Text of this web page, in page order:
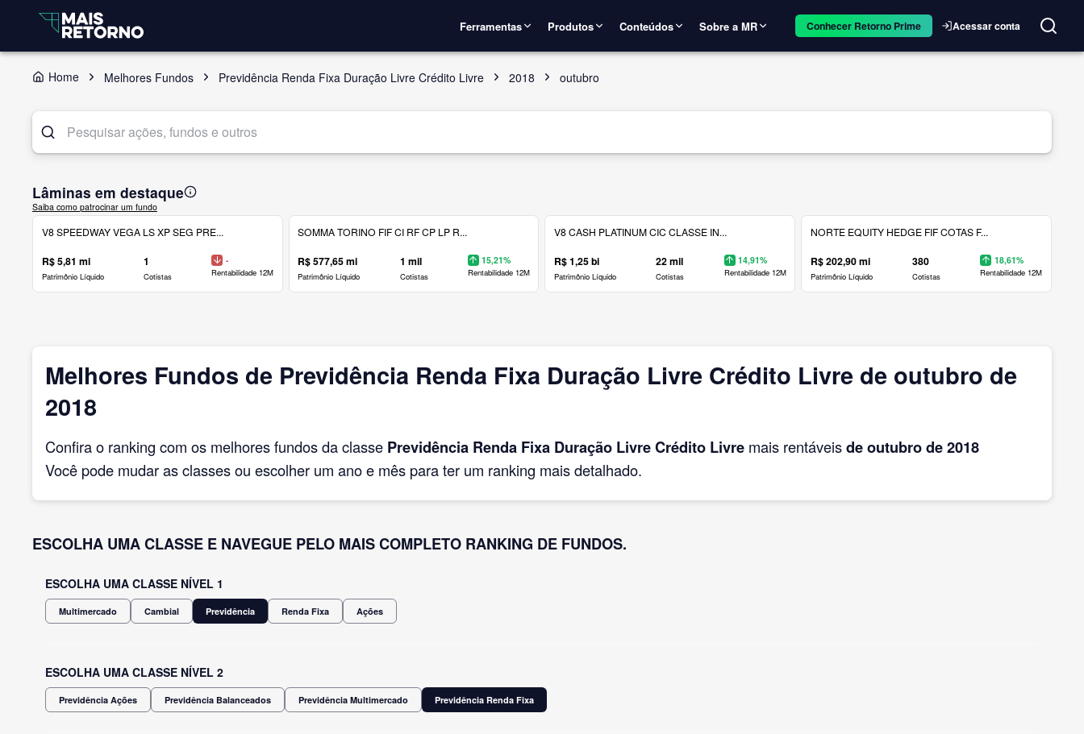
Ferramentas Produtos Conteúdos Sobre a MR Conhecer Retorno Prime Acessar conta
Home Melhores Fundos Previdência Renda Fixa Duração Livre Crédito Livre 2018 outubro
Lâminas em destaque
Saiba como patrocinar um fundo
V8 SPEEDWAY VEGA LS XP SEG PRE...
R$ 5,81 mi
Patrimônio Líquido
1
Cotistas
-
Rentabilidade 12M
SOMMA TORINO FIF CI RF CP LP R...
R$ 577,65 mi
Patrimônio Líquido
1 mil
Cotistas
15,21%
Rentabilidade 12M
V8 CASH PLATINUM CIC CLASSE IN...
R$ 1,25 bi
Patrimônio Líquido
22 mil
Cotistas
14,91%
Rentabilidade 12M
NORTE EQUITY HEDGE FIF COTAS F...
R$ 202,90 mi
Patrimônio Líquido
380
Cotistas
18,61%
Rentabilidade 12M
Melhores Fundos de Previdência Renda Fixa Duração Livre Crédito Livre de outubro de
2018
Confira o ranking com os melhores fundos da classe Previdência Renda Fixa Duração Livre Crédito Livre mais rentáveisde outubrode 2018
Você pode mudar as classes ou escolher um ano e mês para ter um ranking mais detalhado.
ESCOLHA UMA CLASSE E NAVEGUE PELO MAIS COMPLETO RANKING DE FUNDOS.
ESCOLHA UMA CLASSE NÍVEL 1
Multimercado Cambial Previdência Renda Fixa Ações
ESCOLHA UMA CLASSE NÍVEL 2
Previdência Ações Previdência Balanceados Previdência Multimercado Previdência Renda Fixa